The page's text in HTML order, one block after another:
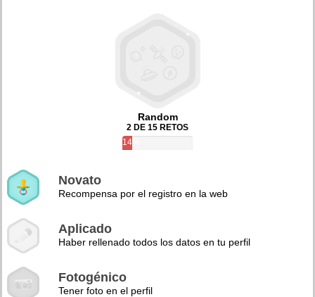
Random
2 DE 15 RETOS
14%
Novato
Recompensa por el registro en la web
Aplicado
Haber rellenado todos los datos en tu perfil
Fotogénico
Tener foto en el perfil